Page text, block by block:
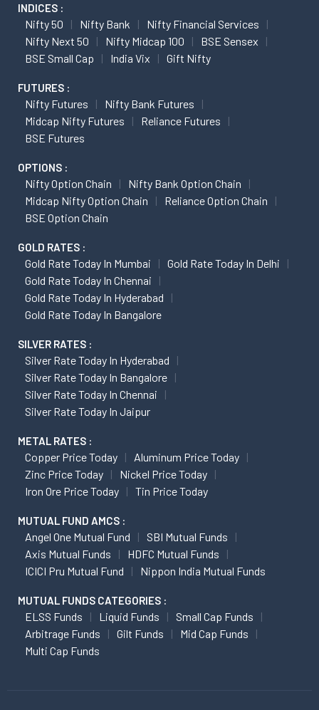
INDICES :
Nifty 50 Nifty Bank
Nifty Financial Services
Nifty Next 50
Nifty Midcap 100
BSE Sensex
BSE Small Cap
India Vix Gift Nifty
FUTURES :
Nifty Futures
Nifty Bank Futures
Midcap Nifty Futures
Reliance Futures
BSE Futures
OPTIONS :
Nifty Option Chain
Nifty Bank Option Chain
Midcap Nifty Option Chain
Reliance Option Chain
BSE Option Chain
GOLD RATES :
Gold Rate Today In Mumbai
Gold Rate Today In Delhi
Gold Rate Today In Chennai
Gold Rate Today In Hyderabad
Gold Rate Today In Bangalore
SILVER RATES :
Silver Rate Today In Hyderabad
Silver Rate Today In Bangalore
Silver Rate Today In Chennai
Silver Rate Today In Jaipur
METAL RATES :
Copper Price Today
Aluminum Price Today
Zinc Price Today
Nickel Price Today
Iron Ore Price Today
Tin Price Today
MUTUAL FUND AMCS :
Angel One Mutual Fund
SBI Mutual Funds
Axis Mutual Funds
HDFC Mutual Funds
ICICI Pru Mutual Fund
Nippon India Mutual Funds
MUTUAL FUNDS CATEGORIES :
ELSS Funds Liquid Funds
Small Cap Funds
Arbitrage Funds
Gilt Funds
Mid Cap Funds
Multi Cap Funds